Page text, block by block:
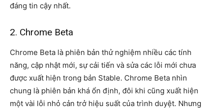
đáng tin cậy nhất.
2. Chrome Beta
Chrome Beta là phiên bản thử nghiệm nhiều các tính
năng, cập nhật mới, sự cải tiến và sửa các lỗi mới chưa
được xuất hiện trong bản Stable. Chrome Beta nhìn
chung là phiên bản khá ổn định, đôi khi cũng xuất hiện
một vài lỗi nhỏ cản trở hiệu suất của trình duyệt. Nhưng